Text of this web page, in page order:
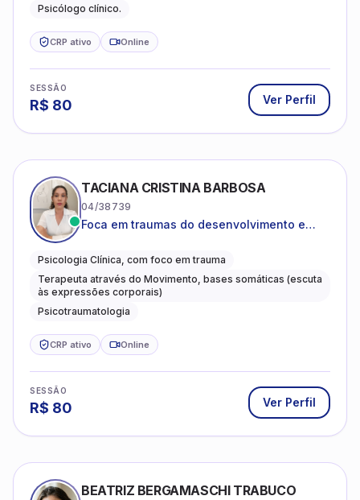
Psicólogo clínico.
CRP ativo Online
SESSÃO
R$ 80 Ver Perfil
TACIANA CRISTINA BARBOSA
04/38739
Foca em traumas do desenvolvimento e
Psicologia Clínica, com foco em trauma
Terapeuta através do Movimento, bases somáticas (escuta
às expressões corporais)
Psicotraumatologia
CRP ativo Online
SESSÃO
R$ 80 Ver Perfil
BEATRIZ BERGAMASCHI TRABUCO